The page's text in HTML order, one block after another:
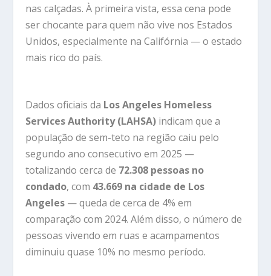
nas calçadas. À primeira vista, essa cena pode
ser chocante para quem não vive nos Estados
Unidos, especialmente na Califórnia — o estado
mais rico do país.
Dados oficiais da Los Angeles Homeless
Services Authority (LAHSA) indicam que a
população de sem-teto na região caiu pelo
segundo ano consecutivo em 2025 —
totalizando cerca de 72.308 pessoas no
condado, com 43.669 na cidade de Los
Angeles — queda de cerca de 4% em
comparação com 2024. Além disso, o número de
pessoas vivendo em ruas e acampamentos
diminuiu quase 10% no mesmo período.